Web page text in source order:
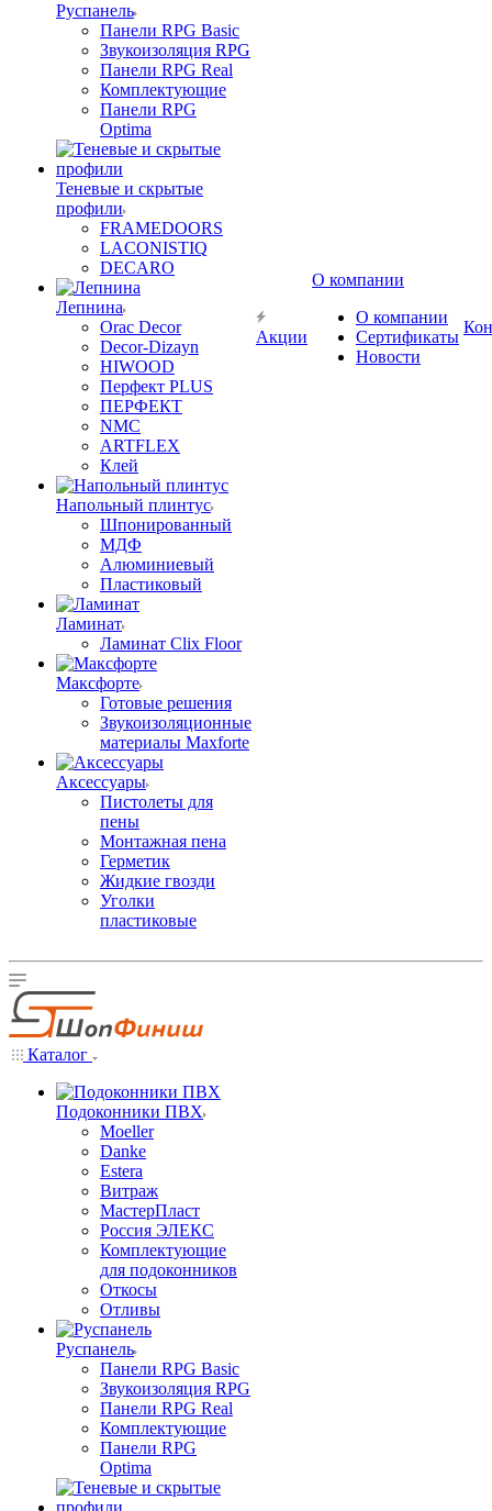
Руспанель
Панели RPG Basic
Звукоизоляция RPG
Панели RPG Real
Комплектующие
Панели RPG
Optima
Теневые и скрытые
профили
FRAMEDOORS
LACONISTIQ
DECARO
Лепнина
Orac Decor
Decor-Dizayn
HIWOOD
Перфект PLUS
ПЕРФЕКТ
NMC
ARTFLEX
Клей
Напольный плинтус
Шпонированный
МДФ
Алюминиевый
Пластиковый
Ламинат
Ламинат Clix Floor
Максфорте
Готовые решения
Звукоизоляционные
материалы Maxforte
Аксессуары
Пистолеты для
пены
Монтажная пена
Герметик
Жидкие гвозди
Уголки
пластиковые
Акции
О компании
О компании
Сертификаты
Новости
Каталог
Подоконники ПВХ
Moeller
Danke
Estera
Витраж
МастерПласт
Россия ЭЛЕКС
Комплектующие
для подоконников
Откосы
Отливы
Руспанель
Панели RPG Basic
Звукоизоляция RPG
Панели RPG Real
Комплектующие
Панели RPG
Optima